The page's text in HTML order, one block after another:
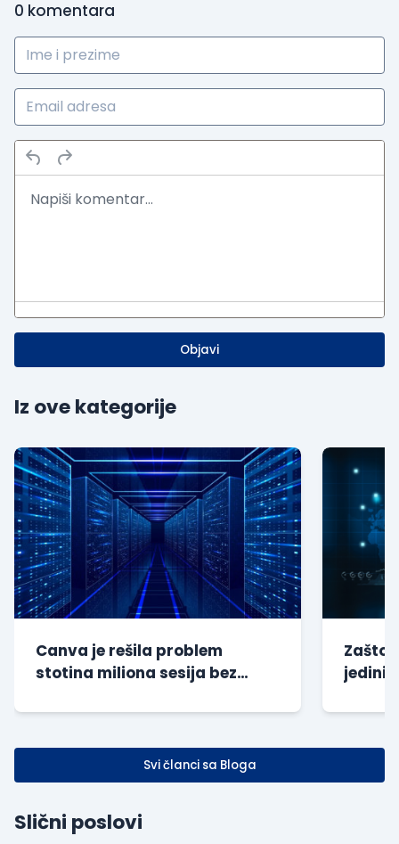
0 komentara
Objavi
Iz ove kategorije
Canva je rešila problem
stotina miliona sesija bez
Zašto
jedini
Svi članci sa Bloga
Slični poslovi